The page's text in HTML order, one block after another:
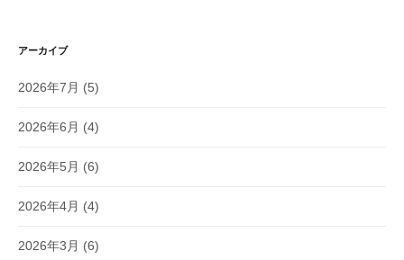
アーカイブ
2026年7月 (5)
2026年6月 (4)
2026年5月 (6)
2026年4月 (4)
2026年3月 (6)